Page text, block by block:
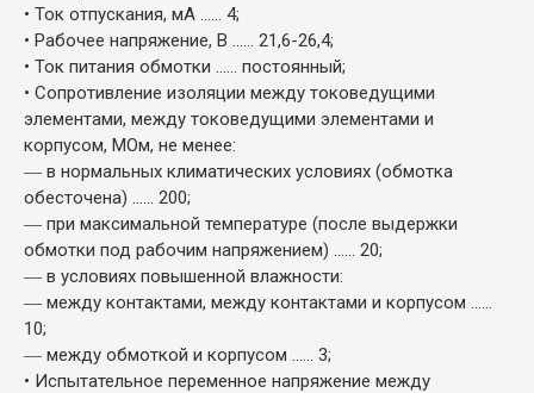
• Ток отпускания, мА ...... 4;
• Рабочее напряжение, В ...... 21,6-26,4;
• Ток питания обмотки ...... постоянный;
• Сопротивление изоляции между токоведущими
элементами, между токоведущими элементами и
корпусом, МОм, не менее:
― в нормальных климатических условиях (обмотка
обесточена) ...... 200;
― при максимальной температуре (после выдержки
обмотки под рабочим напряжением) ...... 20;
― в условиях повышенной влажности:
― между контактами, между контактами и корпусом ......
10;
― между обмоткой и корпусом ...... 3;
• Испытательное переменное напряжение между